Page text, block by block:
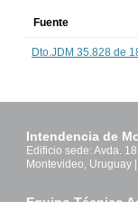
Fuente
Dto.JDM 35.828 de
Intendencia de
Edificio sede: Avda.
Montevideo, Uruguay |